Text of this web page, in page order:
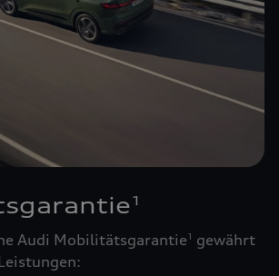
1
Audi Mobilitätsgarantie1
gewährt